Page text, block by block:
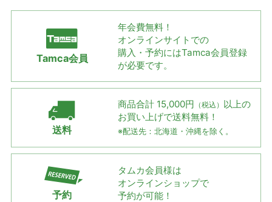
Tamca会員
年会費無料！
オンラインサイトでの
購入・予約にはTamca会員登録
が必要です。
送料
商品合計 15,000円 （税込） 以上の
お買い上げで送料無料！
※配送先：北海道・沖縄を除く。
予約
タムカ会員様は
オンラインショップで
予約が可能！